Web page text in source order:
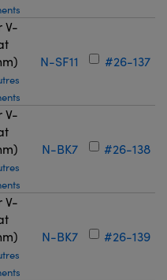
V-
N-SF11 #26-137
V-
N-BK7 #26-138
V-
N-BK7 #26-139